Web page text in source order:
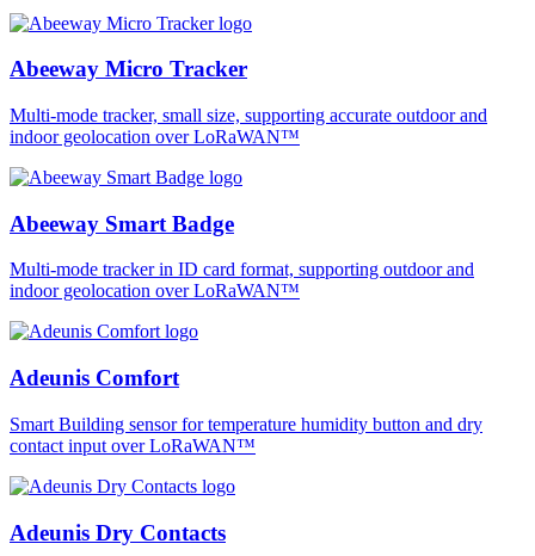
Abeeway Micro Tracker
Multi-mode tracker, small size, supporting accurate outdoor and
indoor geolocation over LoRaWAN™
Abeeway Smart Badge
Multi-mode tracker in ID card format, supporting outdoor and
indoor geolocation over LoRaWAN™
Adeunis Comfort
Smart Building sensor for temperature humidity button and dry
contact input over LoRaWAN™
Adeunis Dry Contacts